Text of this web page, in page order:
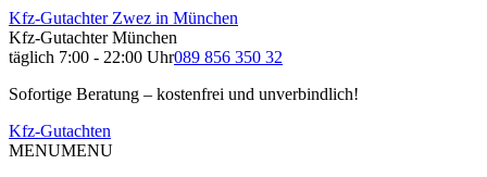
Kfz-Gutachter Zwez in München
Kfz-Gutachter München
täglich 7:00 - 22:00 Uhr089 856 350 32
Sofortige Beratung – kostenfrei und unverbindlich!
Kfz-Gutachten
MENUMENU